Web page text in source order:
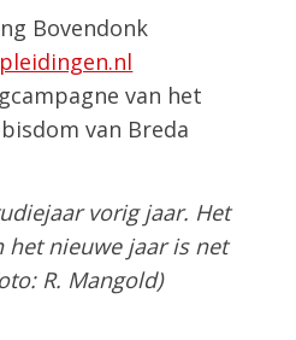
Bovendonk
van het
van Breda
vorig jaar. Het
het nieuwe jaar is net
R. Mangold)